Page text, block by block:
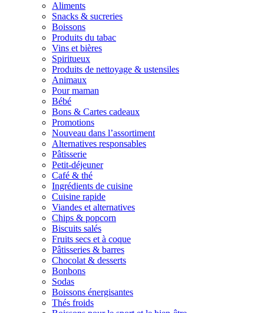
Aliments
Snacks & sucreries
Boissons
Produits du tabac
Vins et bières
Spiritueux
Produits de nettoyage & ustensiles
Animaux
Pour maman
Bébé
Bons & Cartes cadeaux
Promotions
Nouveau dans l’assortiment
Alternatives responsables
Pâtisserie
Petit-déjeuner
Café & thé
Ingrédients de cuisine
Cuisine rapide
Viandes et alternatives
Chips & popcorn
Biscuits salés
Fruits secs et à coque
Pâtisseries & barres
Chocolat & desserts
Bonbons
Sodas
Boissons énergisantes
Thés froids